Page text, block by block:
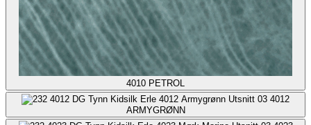
4010 PETROL
4012
ARMYGRØNN